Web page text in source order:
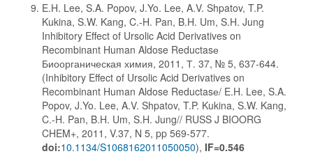
E.H. Lee, S.A. Popov, J.Yo. Lee, A.V. Shpatov, T.P.
Kukina, S.W. Kang, C.-H. Pan, B.H. Um, S.H. Jung
Inhibitory Effect of Ursolic Acid Derivatives on
Recombinant Human Aldose Reductasе
Биоорганическая химия, 2011, Т. 37, № 5, 637-644.
(Inhibitory Effect of Ursolic Acid Derivatives on
Recombinant Human Aldose Reductasе/ E.H. Lee, S.A.
Popov, J.Yo. Lee, A.V. Shpatov, T.P. Kukina, S.W. Kang,
C.-H. Pan, B.H. Um, S.H. Jung// RUSS J BIOORG
CHEM+, 2011, V.37, N 5, pp 569-577.
doi:10.1134/S1068162011050050), IF=0.546